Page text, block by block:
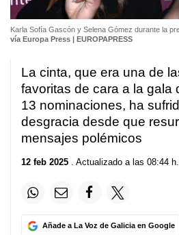
Karla Sofía Gascón y Selena Gómez durante la
vía Europa Press | EUROPAPRESS
La cinta, que era una de
favoritas de cara a la gala
13 nominaciones, ha
desgracia desde que
mensajes polémicos
12 feb 2025 . Actualizado a las 08:44 h.
Añade a La Voz de Galicia en Google